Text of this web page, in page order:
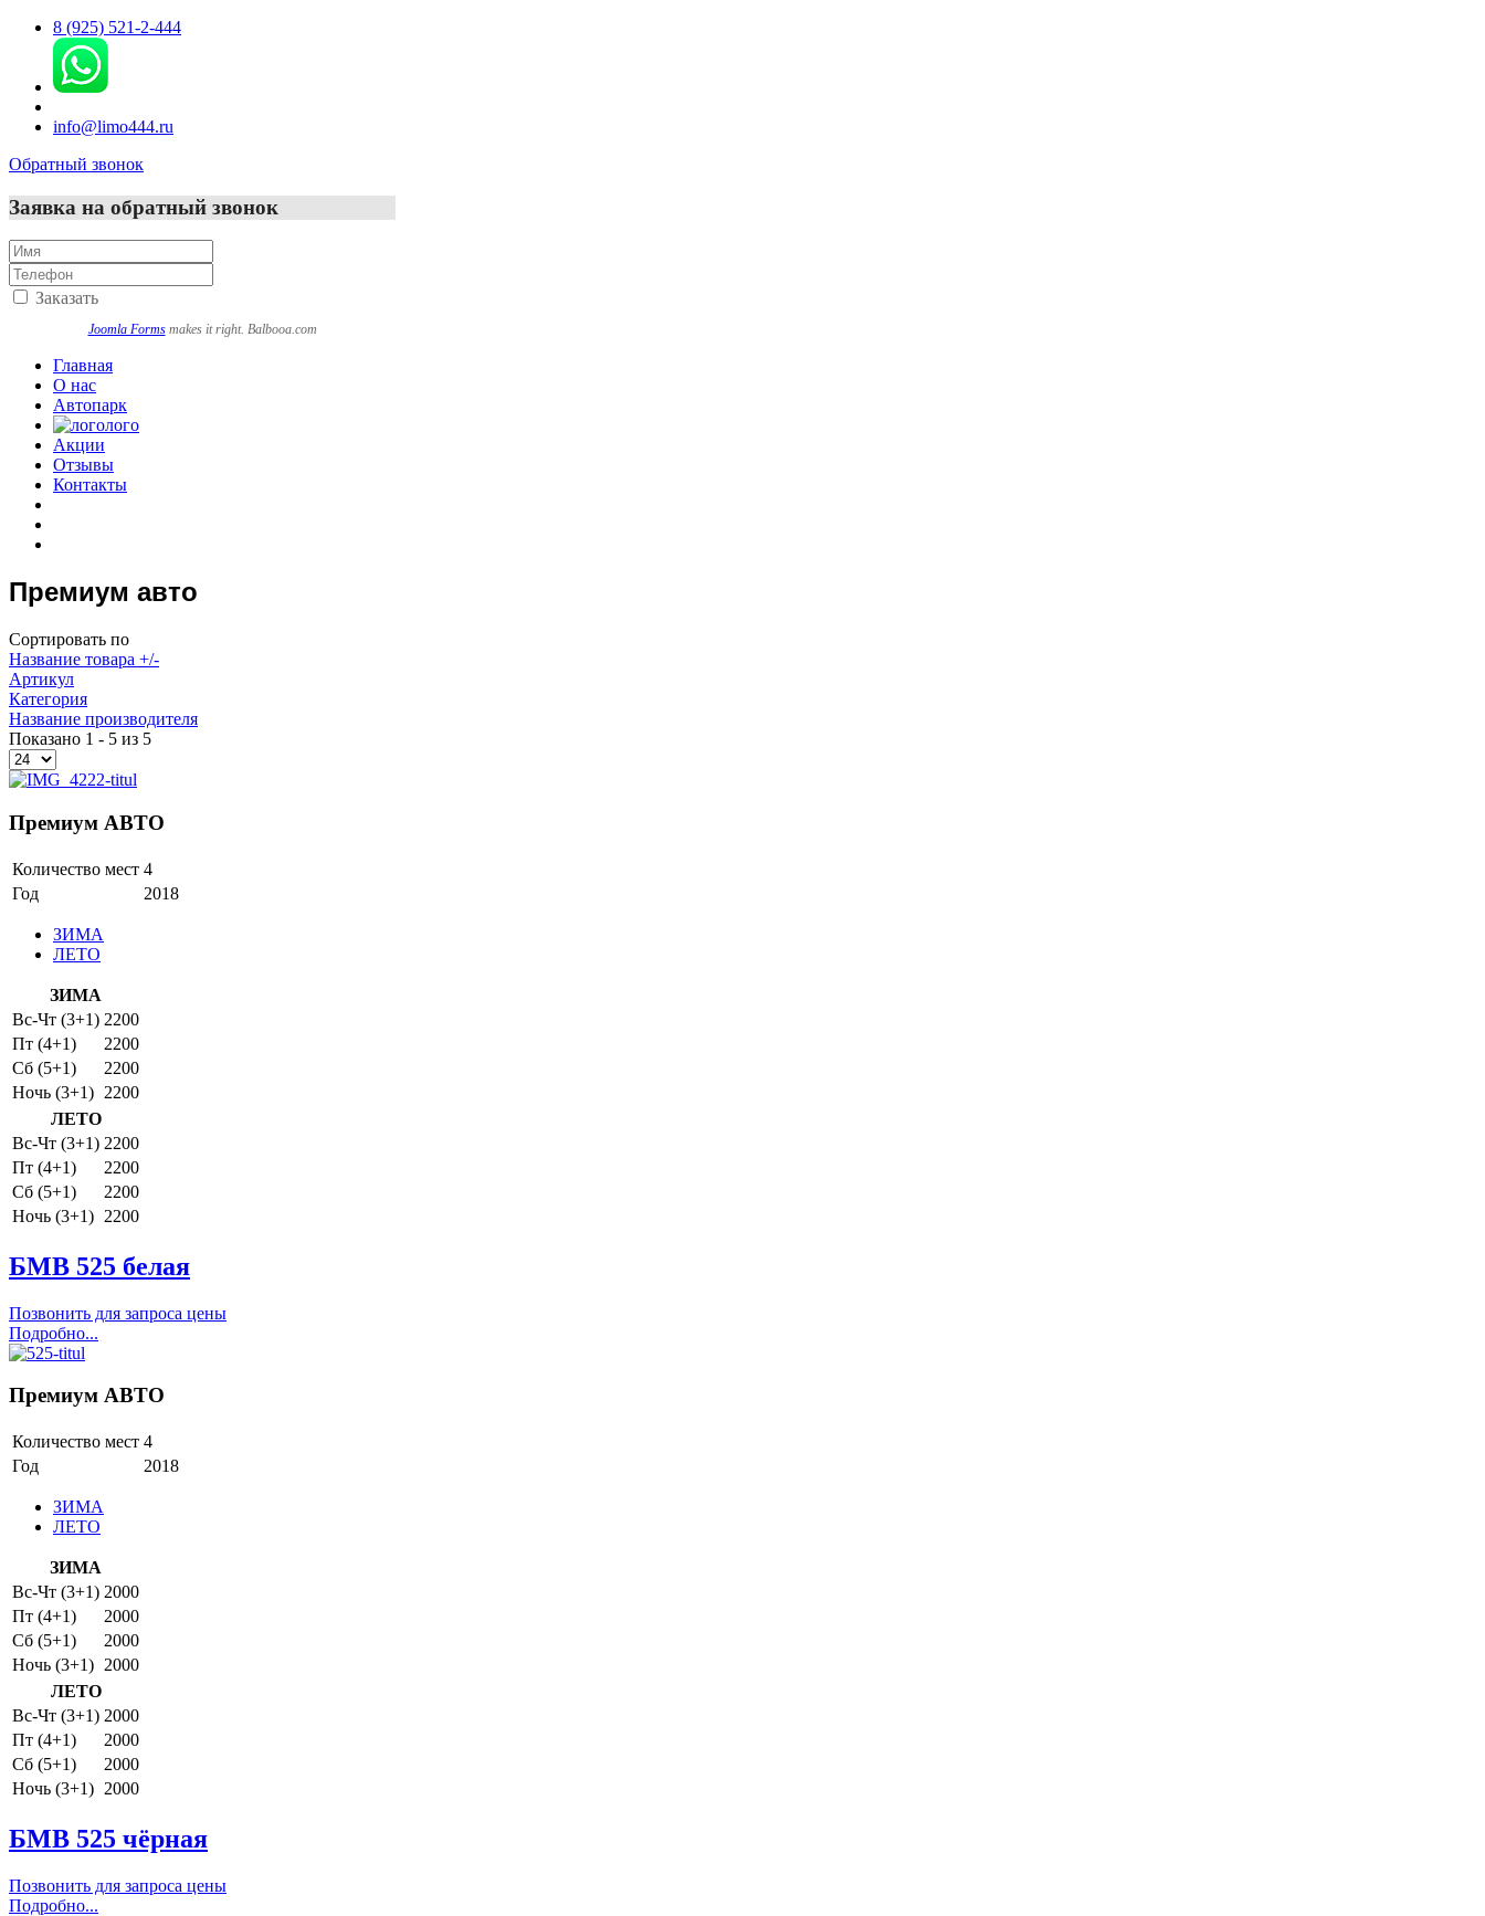
8 (925) 521-2-444
info@limo444.ru
Обратный звонок
Заявка на обратный звонок
Заказать
Joomla Formsmakes it right. Balbooa.com
Главная
О нас
Автопарк
лого
Акции
Отзывы
Контакты
Премиум авто
Сортировать по
Название товара +/-
Артикул
Категория
Название производителя
Показано 1 - 5 из 5
Премиум АВТО
Количество мест 4
Год
2018
ЗИМА
ЛЕТО
ЗИМА
Вс-Чт (3+1) 2200
Пт (4+1)
2200
Сб (5+1)
2200
Ночь (3+1) 2200
ЛЕТО
Вс-Чт (3+1) 2200
Пт (4+1)
2200
Сб (5+1)
2200
Ночь (3+1) 2200
БМВ 525 белая
Позвонить для запроса цены
Подробно...
Премиум АВТО
Количество мест 4
Год
2018
ЗИМА
ЛЕТО
ЗИМА
Вс-Чт (3+1) 2000
Пт (4+1)
2000
Сб (5+1)
2000
Ночь (3+1) 2000
ЛЕТО
Вс-Чт (3+1) 2000
Пт (4+1)
2000
Сб (5+1)
2000
Ночь (3+1) 2000
БМВ 525 чёрная
Позвонить для запроса цены
Подробно...